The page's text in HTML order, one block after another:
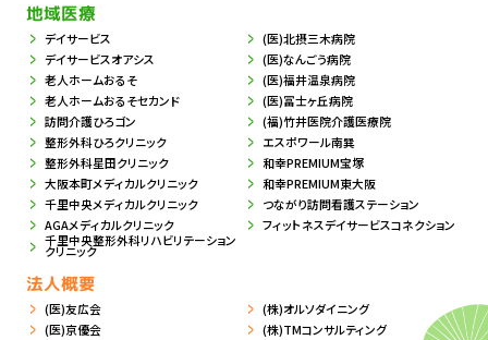
地域医療
デイサービス
デイサービスオアシス
老人ホームおるそ
老人ホームおるそセカンド
訪問介護ひろゴン
整形外科ひろクリニック
整形外科星田クリニック
大阪本町メディカルクリニック
千里中央メディカルクリニック
AGAメディカルクリニック
千里中央整形外科リハビリテーション
クリニック
(医)北摂三木病院
(医)なんごう病院
(医)福井温泉病院
(医)冨士ヶ丘病院
(福)竹井医院介護医療院
エスポワール南巽
和幸PREMIUM宝塚
和幸PREMIUM東大阪
つながり訪問看護ステーション
フィットネスデイサービスコネクション
法人概要
(医)友広会
(医)京優会
(株)オルソダイニング
(株)TMコンサルティング